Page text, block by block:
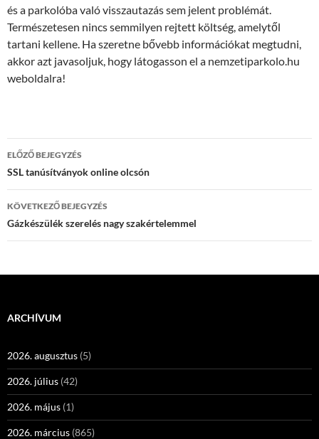
és a parkolóba való visszautazás sem jelent problémát.
Természetesen nincs semmilyen rejtett költség, amelytől
tartani kellene. Ha szeretne bővebb információkat megtudni,
akkor azt javasoljuk, hogy látogasson el a nemzetiparkolo.hu
weboldalra!
Bejegyzés
navigáció
ELŐZŐ BEJEGYZÉS
SSL tanúsítványok online olcsón
KÖVETKEZŐ BEJEGYZÉS
Gázkészülék szerelés nagy szakértelemmel
ARCHÍVUM
2026. augusztus (5)
2026. július (42)
2026. május (1)
2026. március (865)